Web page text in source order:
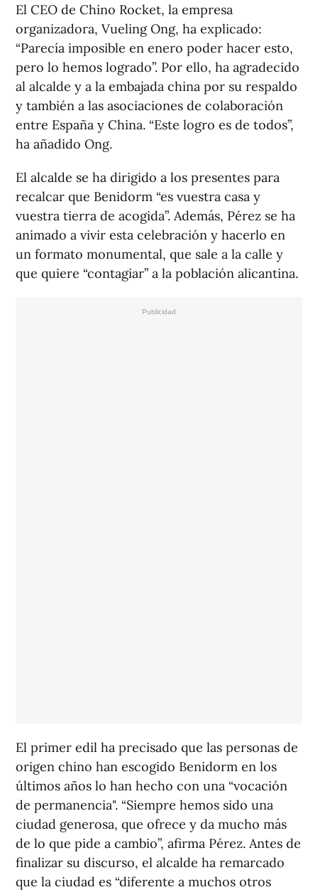
El CEO de Chino Rocket, la empresa
organizadora, Vueling Ong, ha explicado:
“Parecía imposible en enero poder hacer esto,
pero lo hemos logrado”. Por ello, ha agradecido
al alcalde y a la embajada china por su respaldo
y también a las asociaciones de colaboración
entre España y China. “Este logro es de todos”,
ha añadido Ong.
El alcalde se ha dirigido a los presentes para
recalcar que Benidorm “es vuestra casa y
vuestra tierra de acogida”. Además, Pérez se ha
animado a vivir esta celebración y hacerlo en
un formato monumental, que sale a la calle y
que quiere “contagiar” a la población alicantina.
El primer edil ha precisado que las personas de
origen chino han escogido Benidorm en los
últimos años lo han hecho con una “vocación
de permanencia". “Siempre hemos sido una
ciudad generosa, que ofrece y da mucho más
de lo que pide a cambio”, afirma Pérez. Antes de
finalizar su discurso, el alcalde ha remarcado
que la ciudad es “diferente a muchos otros